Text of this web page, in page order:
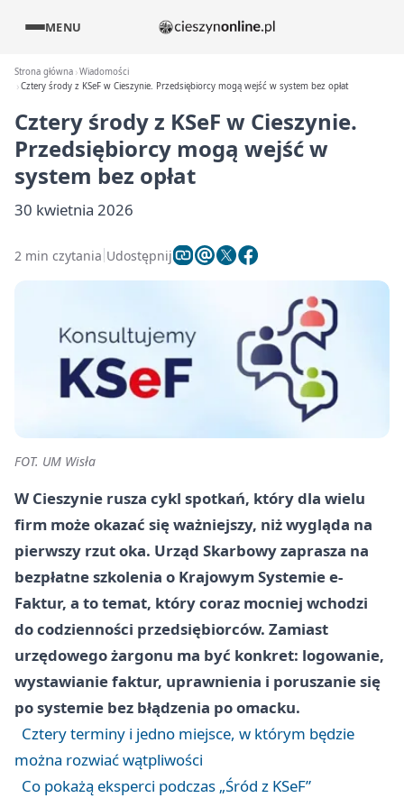
MENU
Strona główna Wiadomości
Cztery środy z KSeF w Cieszynie. Przedsiębiorcy mogą wejść w system bez opłat
Cztery środy z KSeF w Cieszynie.
Przedsiębiorcy mogą wejść w
system bez opłat
30 kwietnia 2026
2 min czytania Udostępnij
FOT. UM Wisła
W Cieszynie rusza cykl spotkań, który dla wielu
firm może okazać się ważniejszy, niż wygląda na
pierwszy rzut oka. Urząd Skarbowy zaprasza na
bezpłatne szkolenia o Krajowym Systemie e-
Faktur, a to temat, który coraz mocniej wchodzi
do codzienności przedsiębiorców. Zamiast
urzędowego żargonu ma być konkret: logowanie,
wystawianie faktur, uprawnienia i poruszanie się
po systemie bez błądzenia po omacku.
Cztery terminy i jedno miejsce, w którym będzie
można rozwiać wątpliwości
Co pokażą eksperci podczas „Śród z KSeF”